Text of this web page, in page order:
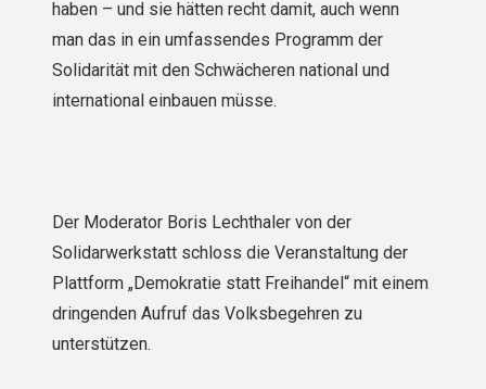
haben – und sie hätten recht damit, auch wenn
man das in ein umfassendes Programm der
Solidarität mit den Schwächeren national und
international einbauen müsse.
Der Moderator Boris Lechthaler von der
Solidarwerkstatt schloss die Veranstaltung der
Plattform „Demokratie statt Freihandel“ mit einem
dringenden Aufruf das Volksbegehren zu
unterstützen.